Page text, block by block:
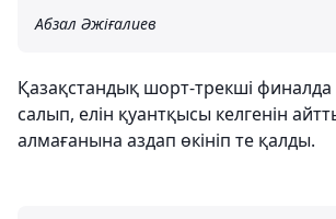
Абзал Әжіғалиев
Қазақстандық шорт-трекші финалда
салып, елін қуантқысы келгенін
алмағанына аздап өкініп те қалды.